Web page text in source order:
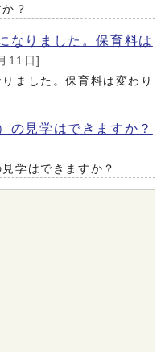
？
なりました。保育料は
11日]
ました。保育料は変わり
の見学はできますか？
学はできますか？